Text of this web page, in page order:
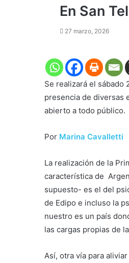
En San
27 marzo, 2026
Se realizará el sábado
presencia de diversas
abierto a todo público.
Por Marina Cavalletti
La realización de la
característica de
supuesto- es el del
de Edipo e incluso la
nuestro es un país
las cargas propias de
Así, otra vía para